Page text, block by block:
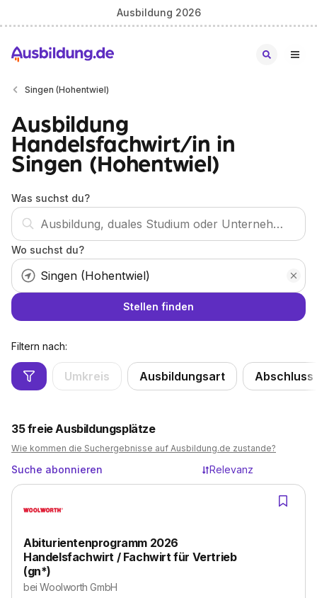
Ausbildung 2026
Singen (Hohentwiel)
Ausbildung
Handelsfachwirt/in in
Singen (Hohentwiel)
Was suchst du?
Wo suchst du?
Stellen finden
Filtern nach:
Umkreis Ausbildungsart Abschluss
35freie Ausbildungsplätze
Wie kommen die Suchergebnisse auf Ausbildung.de zustande?
Suche abonnieren Relevanz
Abiturientenprogramm 2026
Handelsfachwirt / Fachwirt für Vertrieb
(gn*)
beiWoolworth GmbH